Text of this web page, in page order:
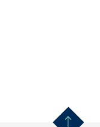
Remonter